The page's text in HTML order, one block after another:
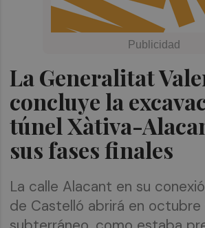
La Generalitat
concluye la
túnel Xàtiva-
sus fases finales
La calle Alacant en su
de Castelló abrirá en octubre